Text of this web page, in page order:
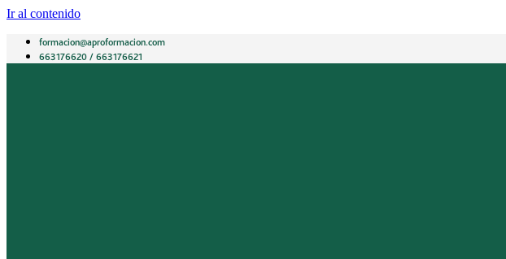
Ir al contenido
formacion@aproformacion.com
663176620 / 663176621